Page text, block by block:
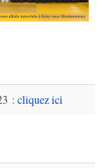
: cliquez ici